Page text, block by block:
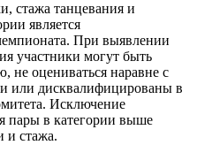
стажа танцевания и
является
При выявлении
участники могут быть
не оцениваться наравне с
или дисквалифицированы в
Исключение
пары в категории выше
и стажа.